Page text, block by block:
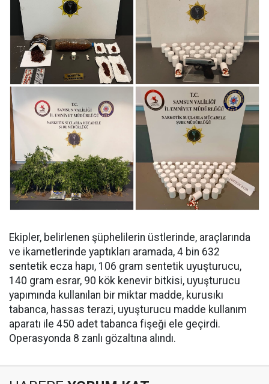
Ekipler, belirlenen şüphelilerin üstlerinde, araçlarında
ve ikametlerinde yaptıkları aramada, ⁠4 bin 632
sentetik ecza hapı, 106 gram sentetik uyuşturucu,
140 gram esrar, 90 kök kenevir bitkisi, uyuşturucu
yapımında kullanılan bir miktar madde, kurusıkı
tabanca, hassas terazi, uyuşturucu madde kullanım
aparatı ile 450 adet tabanca fişeği ele geçirdi.
Operasyonda 8 zanlı gözaltına alındı.